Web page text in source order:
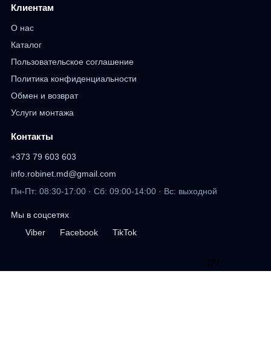
Клиентам
О нас
Каталог
Пользовательское соглашение
Политика конфиденциальности
Обмен и возврат
Услуги монтажа
Контакты
+373 79 603 603
info.robinet.md@gmail.com
Пн-Пт: 08:30-17:00 · Сб: 09:00-14:00 · Вс: выходной
Мы в соцсетях
Viber
Facebook TikTok